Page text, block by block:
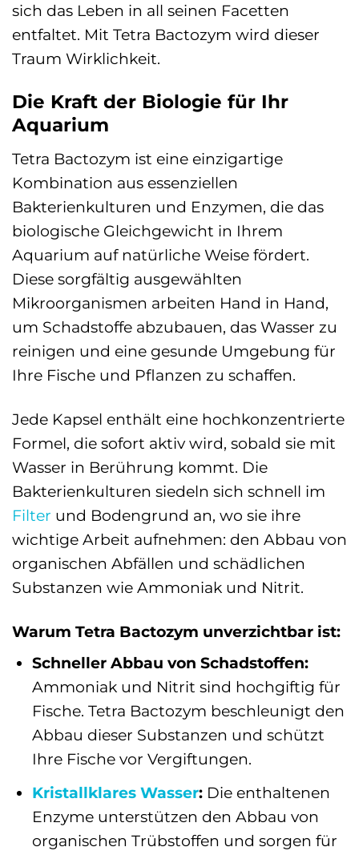
sich das Leben in all seinen Facetten
entfaltet. Mit Tetra Bactozym wird dieser
Traum Wirklichkeit.
Die Kraft der Biologie für Ihr
Aquarium
Tetra Bactozym ist eine einzigartige
Kombination aus essenziellen
Bakterienkulturen und Enzymen, die das
biologische Gleichgewicht in Ihrem
Aquarium auf natürliche Weise fördert.
Diese sorgfältig ausgewählten
Mikroorganismen arbeiten Hand in Hand,
um Schadstoffe abzubauen, das Wasser zu
reinigen und eine gesunde Umgebung für
Ihre Fische und Pflanzen zu schaffen.
Jede Kapsel enthält eine hochkonzentrierte
Formel, die sofort aktiv wird, sobald sie mit
Wasser in Berührung kommt. Die
Bakterienkulturen siedeln sich schnell im
Filter und Bodengrund an, wo sie ihre
wichtige Arbeit aufnehmen: den Abbau von
organischen Abfällen und schädlichen
Substanzen wie Ammoniak und Nitrit.
Warum Tetra Bactozym unverzichtbar ist:
Schneller Abbau von Schadstoffen:
Ammoniak und Nitrit sind hochgiftig für
Fische. Tetra Bactozym beschleunigt den
Abbau dieser Substanzen und schützt
Ihre Fische vor Vergiftungen.
Kristallklares Wasser:Die enthaltenen
Enzyme unterstützen den Abbau von
organischen Trübstoffen und sorgen für